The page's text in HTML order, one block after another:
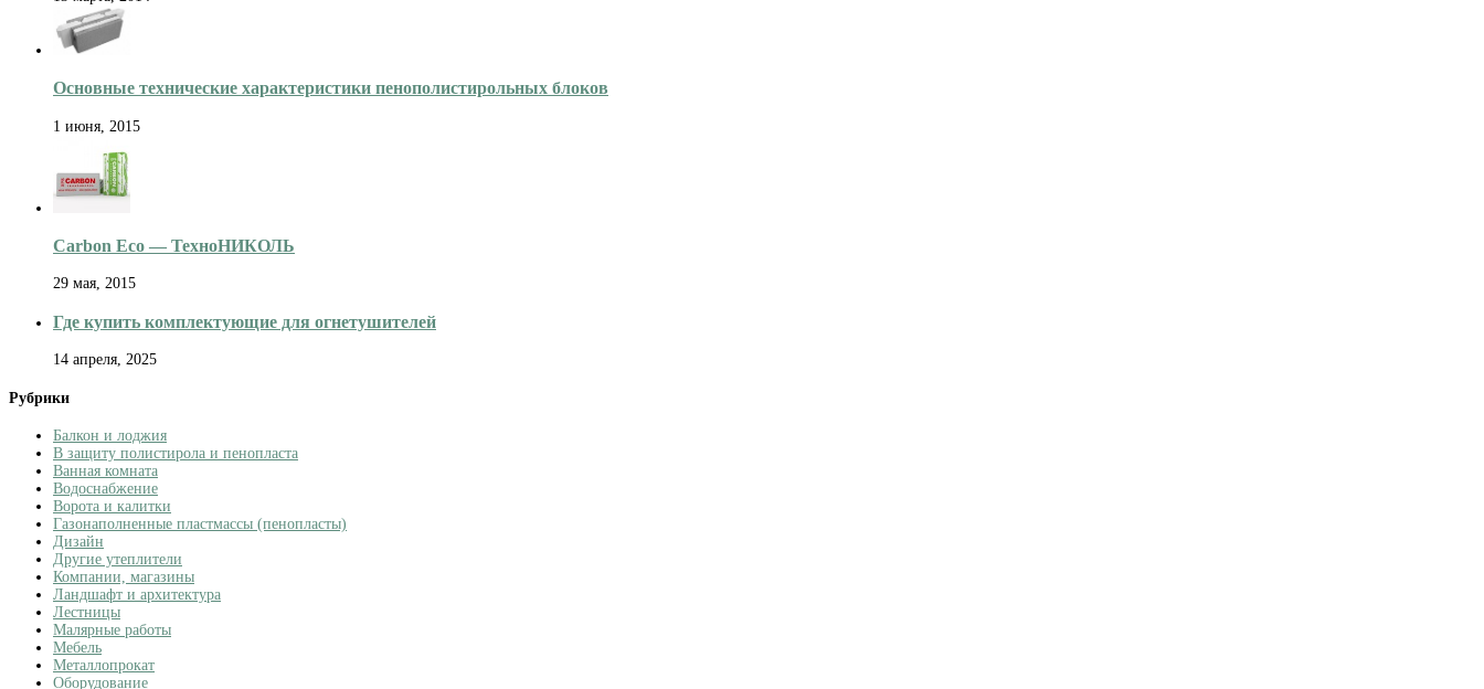
Основные технические характеристики пенополистирольных блоков
1 июня, 2015
Carbon Eco — ТехноНИКОЛЬ
29 мая, 2015
Где купить комплектующие для огнетушителей
14 апреля, 2025
Рубрики
Балкон и лоджия
В защиту полистирола и пенопласта
Ванная комната
Водоснабжение
Ворота и калитки
Газонаполненные пластмассы (пенопласты)
Дизайн
Другие утеплители
Компании, магазины
Ландшафт и архитектура
Лестницы
Малярные работы
Мебель
Металлопрокат
Оборудование